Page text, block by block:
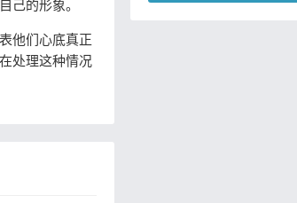
己的形象。
他们心底真正
处理这种情况